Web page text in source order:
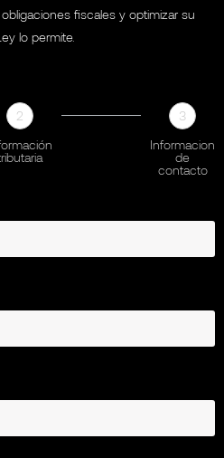
fiscales y optimizar su
lo permite.
2
3
Informacion
de
contacto